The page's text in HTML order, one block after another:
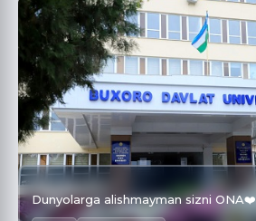
Dunyolarga alishmayman sizni ONA❤️